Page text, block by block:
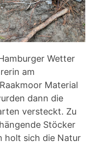
Wetter
am
Material
dann die
versteckt. Zu
Stöcker
holt sich die Natur